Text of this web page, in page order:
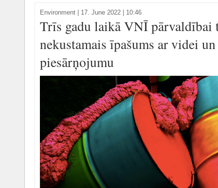
Environment 17. June 2022 | 10:46
Trīs gadu laikā VNĪ pārvaldībai
nekustamais īpašums ar videi
piesārņojumu